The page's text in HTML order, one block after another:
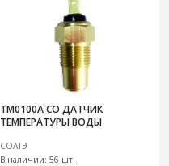
ТМ0100А СО ДАТЧИК
ТЕМПЕРАТУРЫ ВОДЫ
СОАТЭ
В наличии: 56 шт.